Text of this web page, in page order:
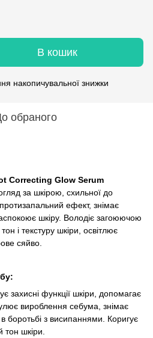
В кошик
накопичувальної знижки
обраного
Correcting Glow Serum
за шкірою, схильної до
ефект, знімає
шкіру. Володіє загоюючою
і текстуру шкіри, освітлює
сяйво.
:
захисні функції шкіри, допомагає
вироблення себума, знімає
боротьбі з висипаннями. Коригує
тон шкіри.